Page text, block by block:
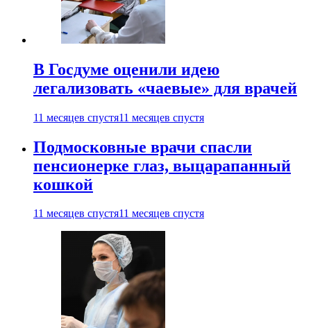
В Госдуме оценили идею
легализовать «чаевые» для врачей
11 месяцев спустя11 месяцев спустя
Подмосковные врачи спасли
пенсионерке глаз, выцарапанный
кошкой
11 месяцев спустя11 месяцев спустя